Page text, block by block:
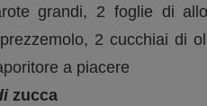
grandi, 2 foglie di
2 cucchiai di
a piacere
zucca